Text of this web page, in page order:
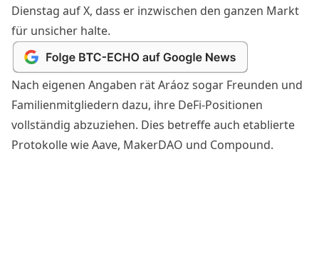
Dienstag auf X, dass er inzwischen den ganzen Markt
für unsicher halte.
Nach eigenen Angaben rät Aráoz sogar Freunden und
Familienmitgliedern dazu, ihre DeFi-Positionen
vollständig abzuziehen. Dies betreffe auch etablierte
Protokolle wie Aave, MakerDAO und Compound.